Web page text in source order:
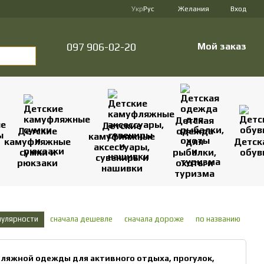
УкрРус Желания Вход
097 906-02-20 Мой заказ
Детские
камуфляжные
сумки и
рюкзаки
Детские
камуфляжные
аксессуары,
сувениры и
нашивки
Детская
одежда
для
рыбалки,
охоты и
туризма
сначала дешевле сначала дороже по названию
одежды для активного отдыха, прогулок,